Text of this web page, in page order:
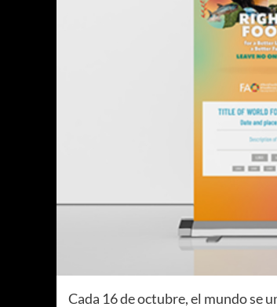
Cada 16 de octubre, el mundo se